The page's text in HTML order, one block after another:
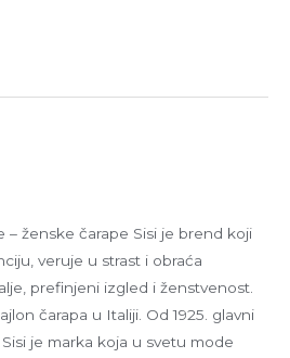
– ženske čarape Sisi je brend koji
veruje u strast i obraća
prefinjeni izgled i ženstvenost.
čarapa u Italiji. Od 1925. glavni
je marka koja u svetu mode